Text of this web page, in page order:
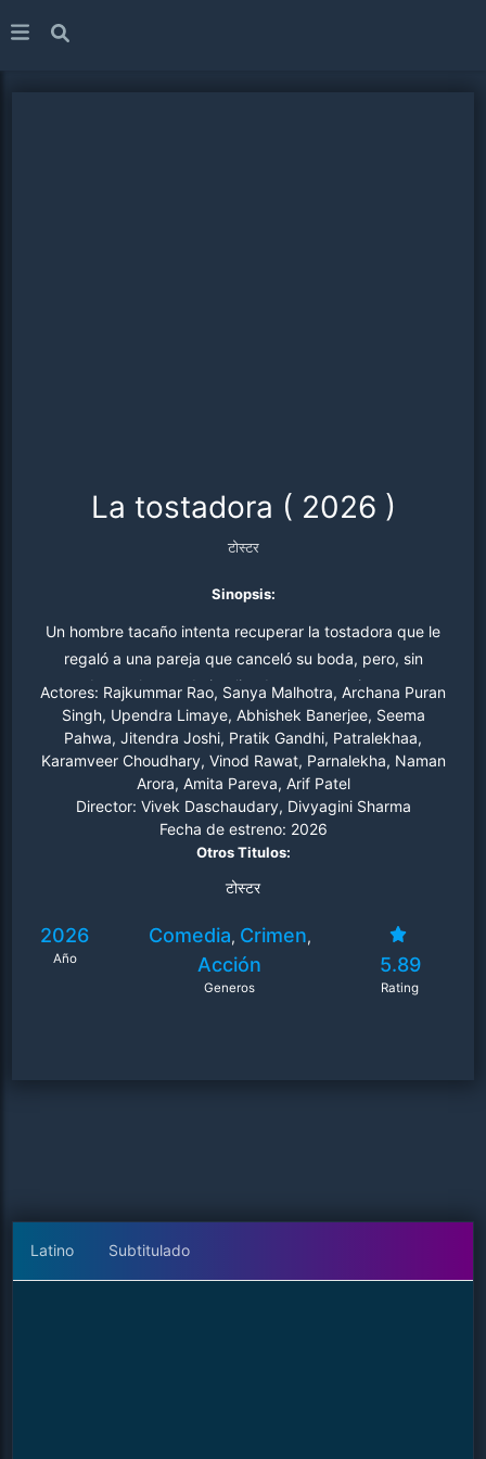
La tostadora ( 2026 )
टोस्टर
Sinopsis:
Un hombre tacaño intenta recuperar la tostadora que le
regaló a una pareja que canceló su boda, pero, sin
buscarlo, queda implicado en un asesinato.
Actores: Rajkummar Rao, Sanya Malhotra, Archana Puran
Singh, Upendra Limaye, Abhishek Banerjee, Seema
Pahwa, Jitendra Joshi, Pratik Gandhi, Patralekhaa,
Karamveer Choudhary, Vinod Rawat, Parnalekha, Naman
Arora, Amita Pareva, Arif Patel
Director: Vivek Daschaudary, Divyagini Sharma
Fecha de estreno: 2026
Otros Titulos:
टोस्टर
2026
Año
Comedia, Crimen,
Acción
Generos
5.89
Rating
Latino Subtitulado